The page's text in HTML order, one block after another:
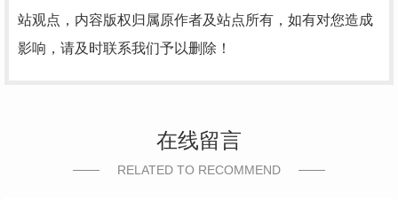
站观点，内容版权归属原作者及站点所有，如有对您造成
影响，请及时联系我们予以删除！
在线留言
RELATED TO RECOMMEND